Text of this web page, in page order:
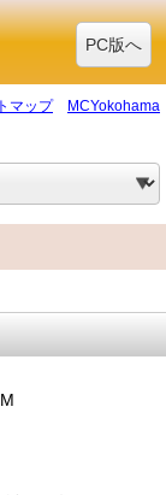
PC版へ
マップ
MCYokohama